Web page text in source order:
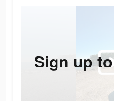
Sign up